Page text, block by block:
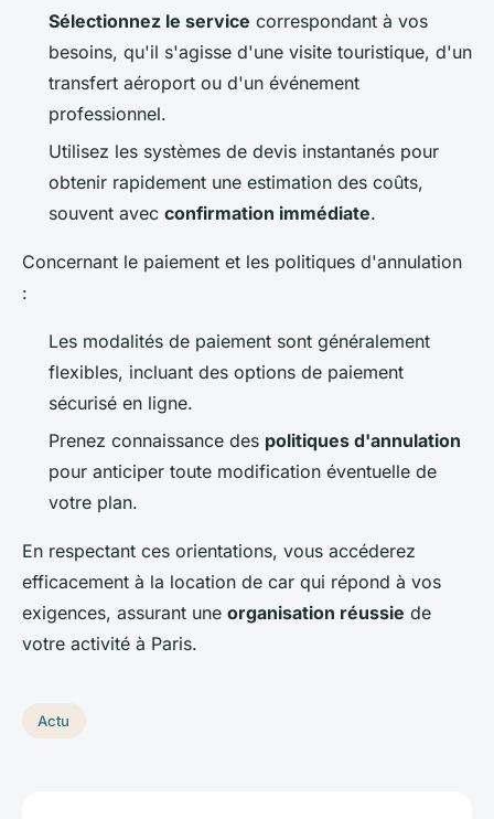
Sélectionnez le service correspondant à vos
besoins, qu'il s'agisse d'une visite touristique, d'un
transfert aéroport ou d'un événement
professionnel.
Utilisez les systèmes de devis instantanés pour
obtenir rapidement une estimation des coûts,
souvent avec confirmation immédiate.
Concernant le paiement et les politiques d'annulation
:
Les modalités de paiement sont généralement
flexibles, incluant des options de paiement
sécurisé en ligne.
Prenez connaissance des politiques d'annulation
pour anticiper toute modification éventuelle de
votre plan.
En respectant ces orientations, vous accéderez
efficacement à la location de car qui répond à vos
exigences, assurant une organisation réussie de
votre activité à Paris.
Actu